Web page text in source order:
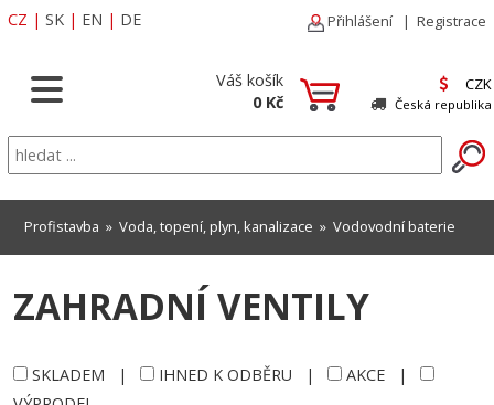
CZ | SK | EN | DE Přihlášení | Registrace
Váš košík
0 Kč
CZK
Česká republika
Profistavba » Voda, topení, plyn, kanalizace » Vodovodní baterie
ZAHRADNÍ VENTILY
SKLADEM | IHNED K ODBĚRU | AKCE |